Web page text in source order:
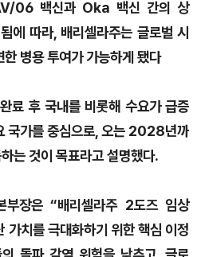
06 백신과 Oka 백신 간의 상
에 따라, 배리셀라주는 글로벌 시
병용 투여가 가능하게 됐다
료 후 국내를 비롯해 수요가 급증
국가를 중심으로, 오는 2028년까
는 것이 목표라고 설명했다.
부장은 “배리셀라주 2도즈 임상
가치를 극대화하기 위한 핵심 이정